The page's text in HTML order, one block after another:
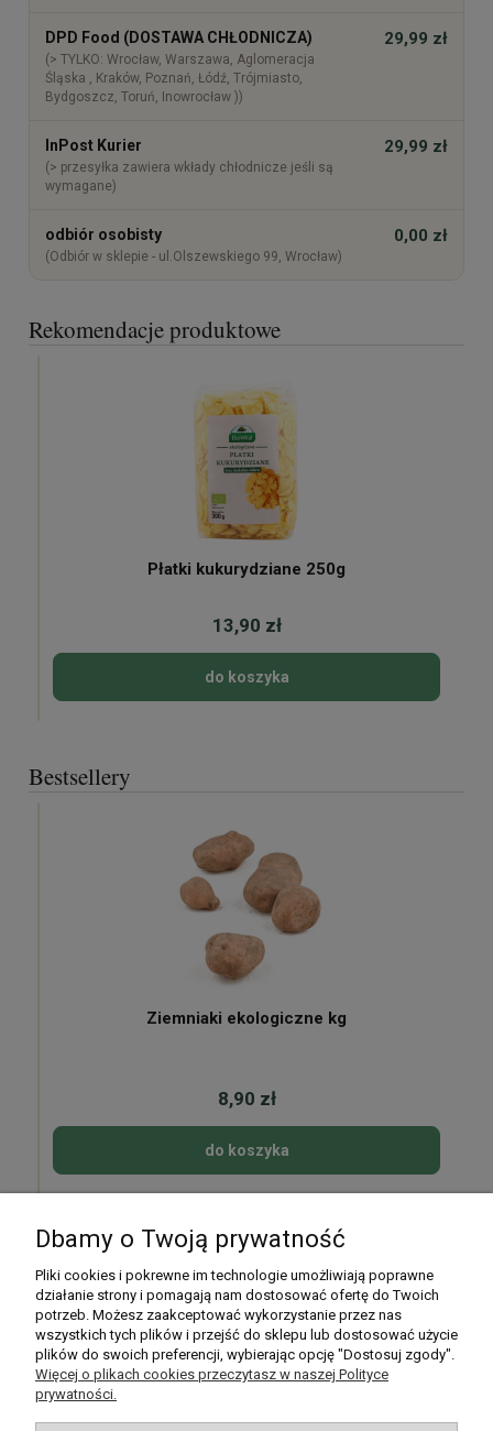
DPD Food (DOSTAWA CHŁODNICZA)
(> TYLKO: Wrocław, Warszawa, Aglomeracja
Śląska , Kraków, Poznań, Łódź, Trójmiasto,
Bydgoszcz, Toruń, Inowrocław ))
29,99 zł
InPost Kurier
(> przesyłka zawiera wkłady chłodnicze jeśli są
wymagane)
29,99 zł
odbiór osobisty
(Odbiór w sklepie - ul.Olszewskiego 99, Wrocław)
0,00 zł
Rekomendacje produktowe
Płatki kukurydziane 250g
13,90 zł
do koszyka
Bestsellery
Ziemniaki ekologiczne kg
8,90 zł
do koszyka
Moje konto
Płatności i dostawa
Informacje
Dbamy o Twoją prywatność
Pliki cookies i pokrewne im technologie umożliwiają poprawne
działanie strony i pomagają nam dostosować ofertę do Twoich
potrzeb. Możesz zaakceptować wykorzystanie przez nas
wszystkich tych plików i przejść do sklepu lub dostosować użycie
plików do swoich preferencji, wybierając opcję "Dostosuj zgody".
Więcej o plikach cookies przeczytasz w naszej Polityce
prywatności.